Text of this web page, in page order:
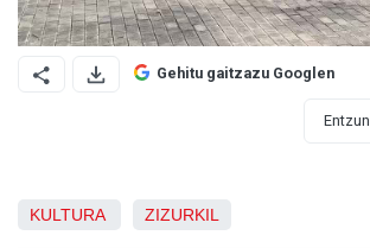
Gehitu gaitzazu Googlen
Entzun
KULTURA ZIZURKIL